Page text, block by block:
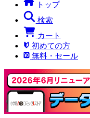
トップ
検索
カート
初めての方
無料・セール